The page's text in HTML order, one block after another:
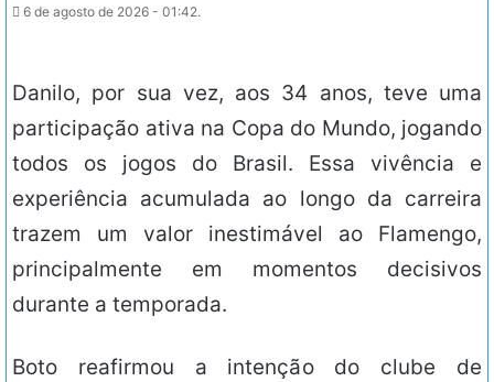
6 de agosto de 2026 - 01:42.
Danilo, por sua vez, aos 34 anos, teve uma
participação ativa na Copa do Mundo, jogando
todos os jogos do Brasil. Essa vivência e
experiência acumulada ao longo da carreira
trazem um valor inestimável ao Flamengo,
principalmente em momentos decisivos
durante a temporada.
Boto reafirmou a intenção do clube de